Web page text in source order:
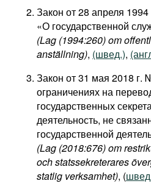
Документы
организаций
Фильмы
Подкасты
Книжная полка
Закон от 28 апреля
«О государственной
(Lag (1994:260) om
anställning), (швед.),
Закон от 31 мая 2018
ограничениях на
государственных
деятельность, не
государственной
(Lag (2018:676) om
och statssekreterares
statlig verksamhet), (швед